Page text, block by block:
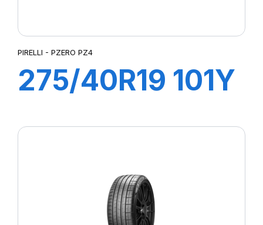
PIRELLI - PZERO PZ4
275/40R19 101Y